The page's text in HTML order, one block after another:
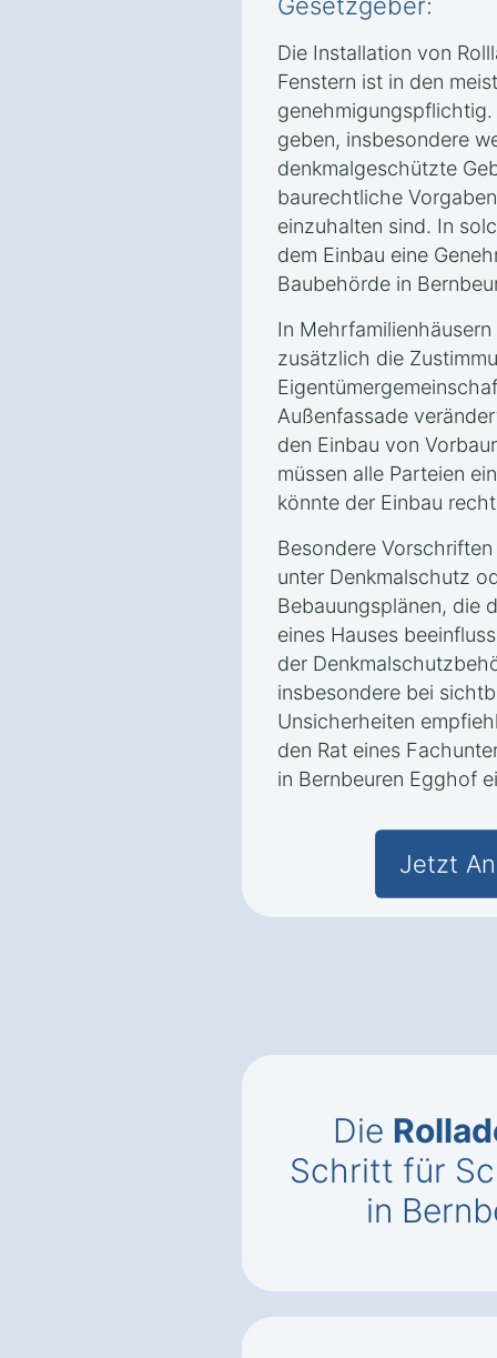
Die Installation von
Fenstern ist in den
geben, insbesondere
denkmalgeschützte
baurechtliche
einzuhalten sind. In
dem Einbau eine
Baubehörde in
In
zusätzlich die
Außenfassade
den Einbau von
müssen alle Parteien
könnte der Einbau
Besondere
unter Denkmalschutz
Bebauungsplänen, die
eines Hauses
der
insbesondere bei
Unsicherheiten
den Rat eines
in Bernbeuren Egghof
Jetzt
Die
Schritt für
in